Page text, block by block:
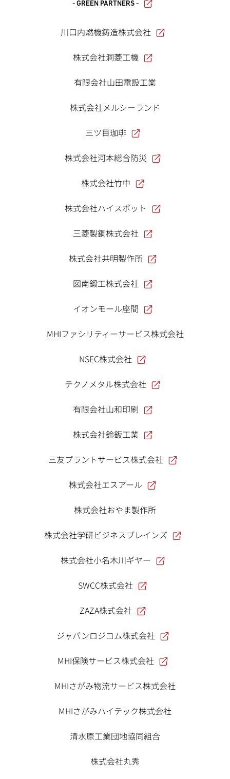
- GREEN PARTNERS -
川口内燃機鋳造株式会社
株式会社洞菱工機
有限会社山田電設工業
株式会社メルシーランド
三ツ目珈琲
株式会社河本総合防災
株式会社竹中
株式会社ハイスポット
三菱製鋼株式会社
株式会社共明製作所
図南鍛工株式会社
イオンモール座間
MHIファシリティーサービス株式会社
NSEC株式会社
テクノメタル株式会社
有限会社山和印刷
株式会社鈴鈑工業
三友プラントサービス株式会社
株式会社エスアール
株式会社おやま製作所
株式会社学研ビジネスブレインズ
株式会社小名木川ギヤー
SWCC株式会社
ZAZA株式会社
ジャパンロジコム株式会社
MHI保険サービス株式会社
MHIさがみ物流サービス株式会社
MHIさがみハイテック株式会社
清水原工業団地協同組合
株式会社丸秀